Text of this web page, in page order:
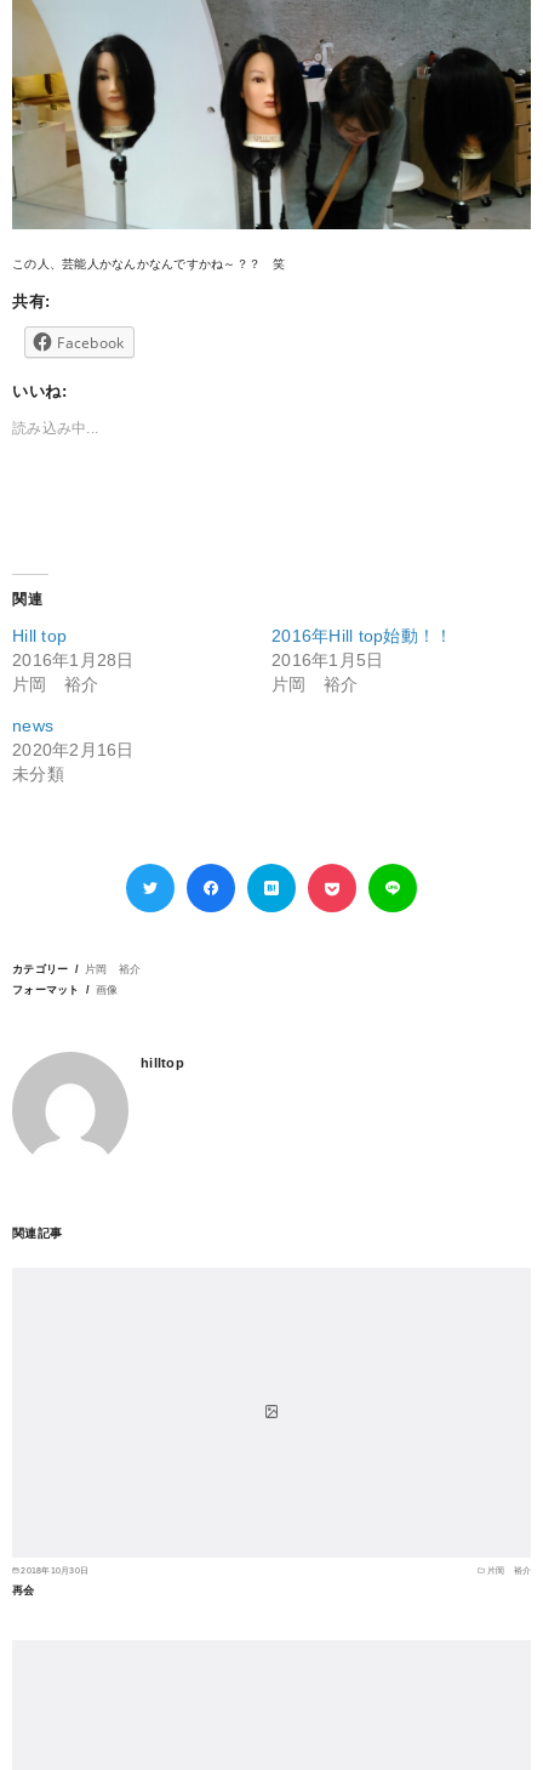
この人、芸能人かなんかなんですかね～？？ 笑
共有:
Facebook
いいね:
読み込み中...
関連
Hill top
2016年1月28日
片岡 裕介
2016年Hill top始動！！
2016年1月5日
片岡 裕介
news
2020年2月16日
未分類
カテゴリー
片岡 裕介
フォーマット
画像
hilltop
関連記事
2018年10月30日 片岡 裕介
再会